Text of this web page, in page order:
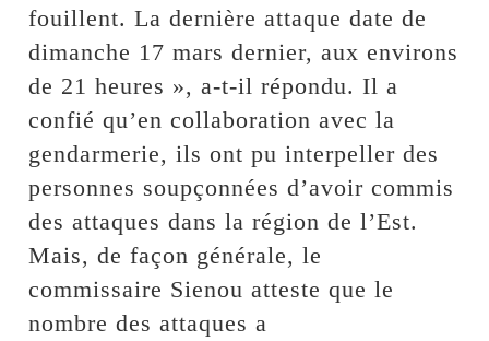
fouillent. La dernière attaque date de
dimanche 17 mars dernier, aux environs
de 21 heures », a-t-il répondu. Il a
confié qu’en collaboration avec la
gendarmerie, ils ont pu interpeller des
personnes soupçonnées d’avoir commis
des attaques dans la région de l’Est.
Mais, de façon générale, le
commissaire Sienou atteste que le
nombre des attaques a